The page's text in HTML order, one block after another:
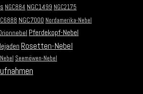
NGC884 NGC1499 NGC2175
NGC7000 Nordamerika-Nebel
Pferdekopf-Nebel
Rosetten-Nebel
Seemöwen-Nebel